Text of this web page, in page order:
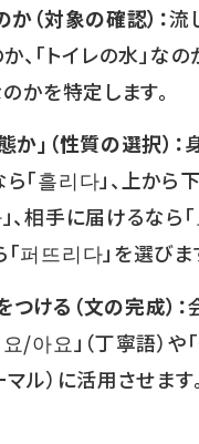
か（対象の確認）：流
、「トイレの水」なの
のかを特定します。
か」（性質の選択）：
「흘리다」、上から
、相手に届けるなら「
퍼뜨리다」を選びま
ける（文の完成）：
/아요」（丁寧語）や
マル）に活用させます。